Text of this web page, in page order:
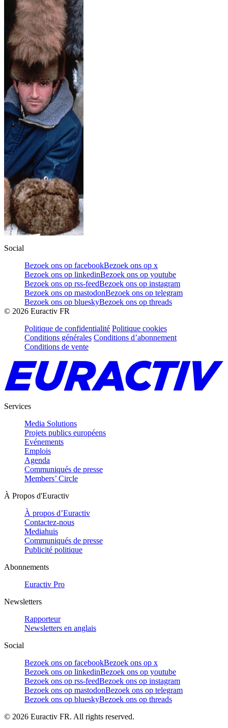
Social
Bezoek ons op facebookBezoek ons op x
Bezoek ons op linkedinBezoek ons op youtube
Bezoek ons op rss-feedBezoek ons op instagram
Bezoek ons op mastodonBezoek ons op telegram
Bezoek ons op blueskyBezoek ons op threads
© 2026 Euractiv FR
Politique de confidentialité Politique cookies
Conditions générales Conditions d’abonnement
Conditions de vente
Services
Media Solutions
Projets publics européens
Evénements
Emplois
Agenda
Communiqués de presse
Members’ Circle
À Propos d'Euractiv
À propos d’Euractiv
Contactez-nous
Mediahuis
Communiqués de presse
Publicité politique
Abonnements
Euractiv Pro
Newsletters
Rapporteur
Newsletters en anglais
Social
Bezoek ons op facebookBezoek ons op x
Bezoek ons op linkedinBezoek ons op youtube
Bezoek ons op rss-feedBezoek ons op instagram
Bezoek ons op mastodonBezoek ons op telegram
Bezoek ons op blueskyBezoek ons op threads
© 2026 Euractiv FR. All rights reserved.